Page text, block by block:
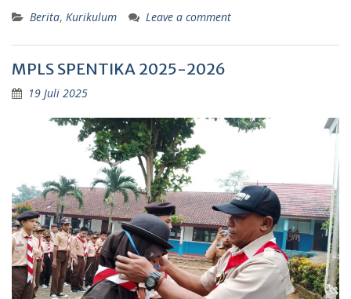
Berita, Kurikulum Leave a comment
MPLS SPENTIKA 2025-2026
19 Juli 2025